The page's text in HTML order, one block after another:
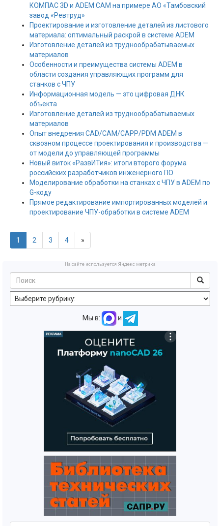
КОМПАС 3D и ADEM CAM на примере АО «Тамбовский
завод «Ревтруд»
Проектирование и изготовление деталей из листового
материала: оптимальный раскрой в системе ADEM
Изготовление деталей из труднообрабатываемых
материалов
Особенности и преимущества системы ADEM в
области создания управляющих программ для
станков с ЧПУ
Информационная модель — это цифровая ДНК
объекта
Изготовление деталей из труднообрабатываемых
материалов
Опыт внедрения CAD/CAM/CAPP/PDM ADEM в
сквозном процессе проектирования и производства —
от модели до управляющей программы
Новый виток «РазвИТия»: итоги второго форума
российских разработчиков инженерного ПО
Моделирование обработки на станках с ЧПУ в ADEM по
G-коду
Прямое редактирование импортированных моделей и
проектирование ЧПУ-обработки в системе ADEM
1 2 3 4 »
На сайте используется Яндекс метрика
Мы в: и